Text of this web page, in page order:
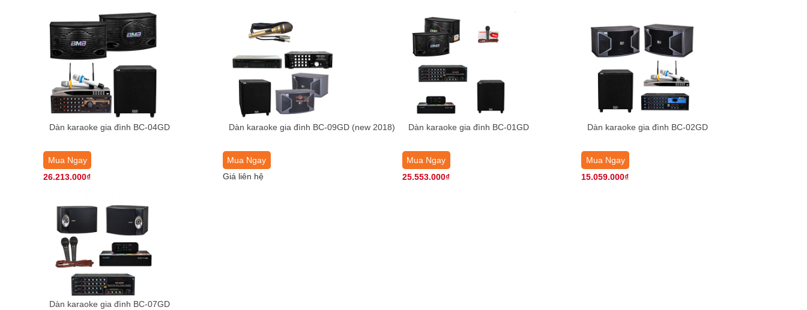
Dàn karaoke gia đình BC-04GD
Mua Ngay
26.213.000₫
Dàn karaoke gia đình BC-09GD (new 2018)
Mua Ngay
Giá liên hệ
Dàn karaoke gia đình BC-01GD
Mua Ngay
25.553.000₫
Dàn karaoke gia đình BC-02GD
Mua Ngay
15.059.000₫
Dàn karaoke gia đình BC-07GD